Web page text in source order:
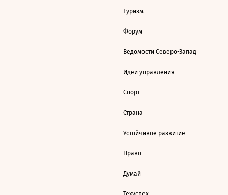
Туризм
Форум
Ведомости Северо-Запад
Идеи управления
Спорт
Страна
Устойчивое развитие
Право
Думай